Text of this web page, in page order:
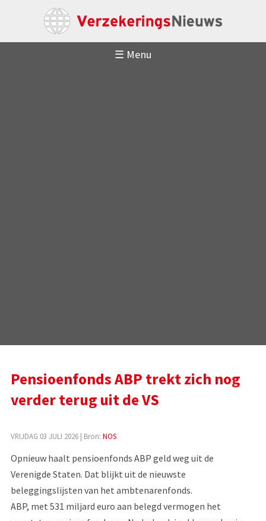
☰ Menu
Pensioenfonds ABP trekt zich nog
verder terug uit de VS
VRIJDAG 03 JULI 2026| Bron: NOS
Opnieuw haalt pensioenfonds ABP geld weg uit de
Verenigde Staten. Dat blijkt uit de nieuwste
beleggingslijsten van het ambtenarenfonds.
ABP, met 531 miljard euro aan belegd vermogen het